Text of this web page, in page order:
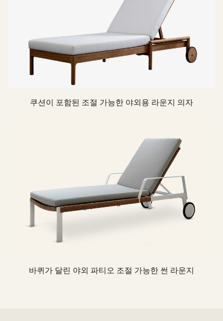
쿠션이 포함된 조절 가능한 야외용 라운지 의자
바퀴가 달린 야외 파티오 조절 가능한 썬 라운지